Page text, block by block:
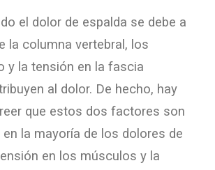
el dolor de espalda se debe a
la columna vertebral, los
y la tensión en la fascia
al dolor. De hecho, hay
que estos dos factores son
en la mayoría de los dolores de
en los músculos y la